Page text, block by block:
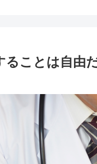
ることは自由